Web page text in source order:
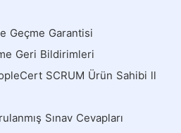
Geçme Garantisi
Geri Bildirimleri
SCRUM Ürün Sahibi ll
Sınav Cevapları